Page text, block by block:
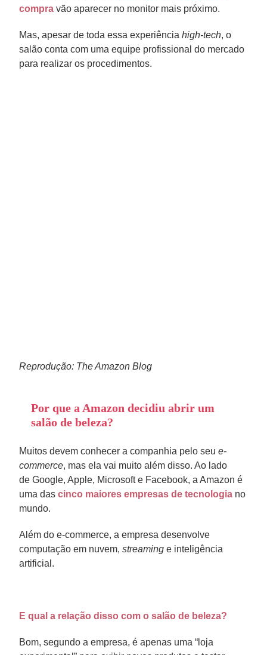
compra vão aparecer no monitor mais próximo.
Mas, apesar de toda essa experiência high-tech, o
salão conta com uma equipe profissional do mercado
para realizar os procedimentos.
Reprodução: The Amazon Blog
Por que a Amazon decidiu abrir um
salão de beleza?
Muitos devem conhecer a companhia pelo seu e-
commerce, mas ela vai muito além disso. Ao lado
de Google, Apple, Microsoft e Facebook, a Amazon é
uma das cinco maiores empresas de tecnologia no
mundo.
Além do e-commerce, a empresa desenvolve
computação em nuvem, streaming e inteligência
artificial.
E qual a relação disso com o salão de beleza?
Bom, segundo a empresa, é apenas uma “loja